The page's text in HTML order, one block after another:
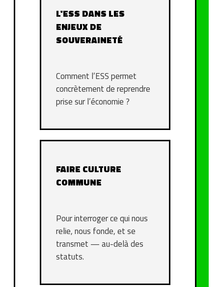
L'ESS DANS LES
ENJEUX DE
SOUVERAINETÉ
Comment l’ESS permet
concrètement de reprendre
prise sur l’économie ?
FAIRE CULTURE
COMMUNE
Pour interroger ce qui nous
relie, nous fonde, et se
transmet — au-delà des
statuts.